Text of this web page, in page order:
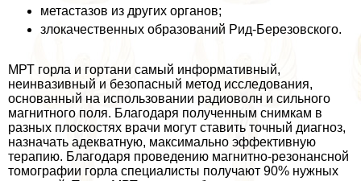
метастазов из других органов;
злокачественных образований Рид-Березовского.
МРТ горла и гортани самый информативный,
неинвазивный и безопасный метод исследования,
основанный на использовании радиоволн и сильного
магнитного поля. Благодаря полученным снимкам в
разных плоскостях врачи могут ставить точный диагноз,
назначать адекватную, максимально эффективную
терапию. Благодаря проведению магнитно-резонансной
томографии горла специалисты получают 90% нужных